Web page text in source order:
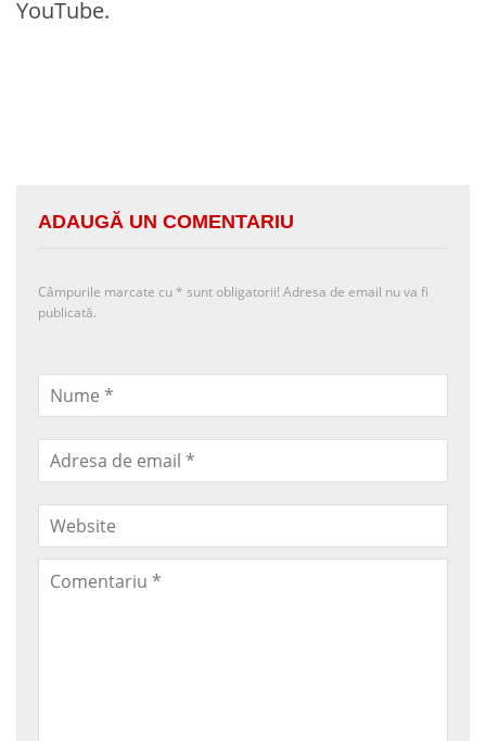
YouTube.
ADAUGĂ UN COMENTARIU
Câmpurile marcate cu * sunt obligatorii! Adresa de email nu va fi
publicată.